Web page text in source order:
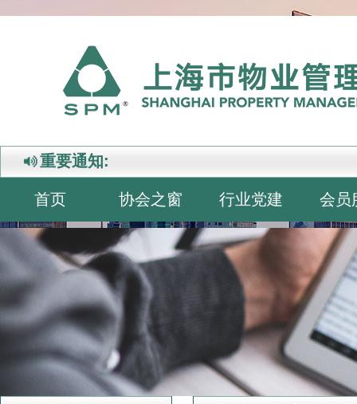
重要通知:
首页 协会之窗 行业党建 会员